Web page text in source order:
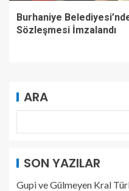
Burhaniye
Sözleşmesi İmzalandı
ARA
SON YAZILAR
Gupi ve Gülmeyen Kral